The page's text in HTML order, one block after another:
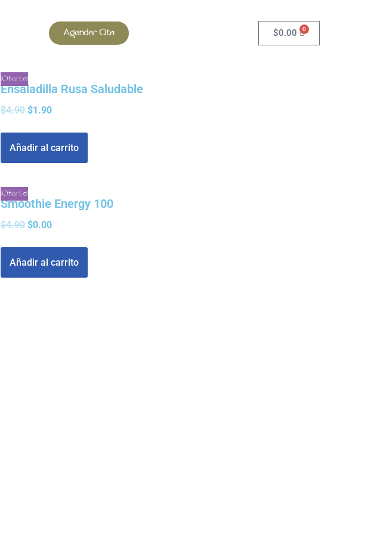
Agendar Cita $0.00 0
¡Oferta!
Ensaladilla Rusa Saludable
$4.90 $1.90
Añadir al carrito
¡Oferta!
Smoothie Energy 100
$4.90 $0.00
Añadir al carrito